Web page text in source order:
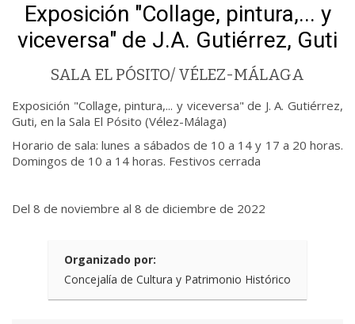
Exposición "Collage, pintura,... y
viceversa" de J.A. Gutiérrez, Guti
SALA EL PÓSITO/ VÉLEZ-MÁLAGA
Exposición "Collage, pintura,... y viceversa" de J. A. Gutiérrez,
Guti, en la Sala El Pósito (Vélez-Málaga)
Horario de sala: lunes a sábados de 10 a 14 y 17 a 20 horas.
Domingos de 10 a 14 horas. Festivos cerrada
Del 8 de noviembre al 8 de diciembre de 2022
Organizado por:
Concejalía de Cultura y Patrimonio Histórico